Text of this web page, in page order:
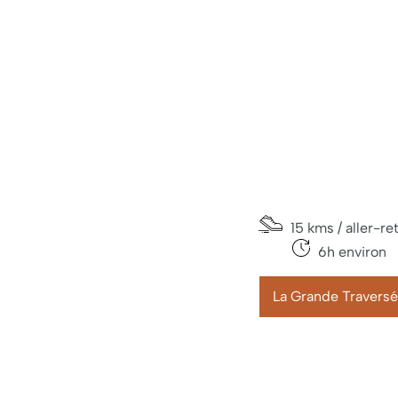
15 kms / aller-
6h environ
La Grande